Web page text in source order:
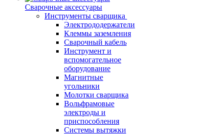
Сварочные аксессуары
Инструменты сварщика
Электрододержатели
Клеммы заземления
Сварочный кабель
Инструмент и
вспомогательное
оборудование
Магнитные
угольники
Молотки сварщика
Вольфрамовые
электроды и
приспособления
Системы вытяжки